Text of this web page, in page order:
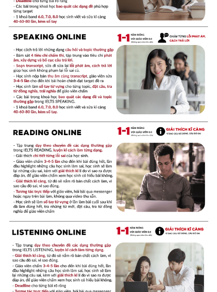
Noun
Verb
Du học Hà Lan
Du học Cấp Ba
Đề thi thật Task 1
Adv
Cách dùng từ
Task 1
Đề thi IELTS thật
Phân biệt từ
Advice
IELTS Advice
Đề thi thật Task 2